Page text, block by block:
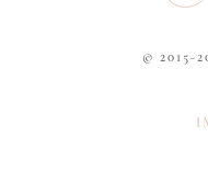
© 2015-